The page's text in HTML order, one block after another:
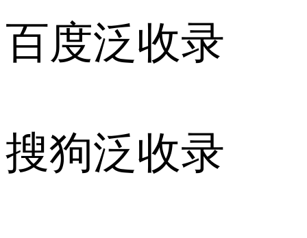
百度泛收录
搜狗泛收录